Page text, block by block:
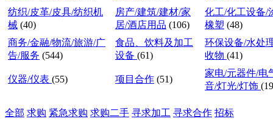
纺织/皮革/皮具/纺织机
械 (40)
房产/建筑/建材/家
居/酒店用品 (106)
化工/化工设备/
橡塑 (48)
商务/金融/物流/旅游/广
告/服务 (544)
食品、饮料及加工
设备 (61)
环保设备/水处
收物 (41)
仪器/仪表 (55) 项目合作 (51)
家电/元器件/电
音/灯光/灯饰
全部 求购 紧急求购 求购二手 寻求加工 寻求合作 招标